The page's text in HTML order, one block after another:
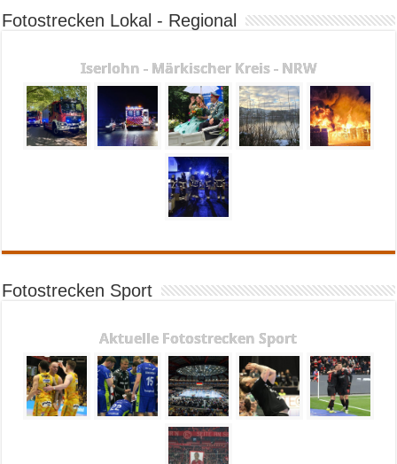
Fotostrecken Lokal - Regional
Iserlohn - Märkischer Kreis - NRW
Fotostrecken Sport
Aktuelle Fotostrecken Sport